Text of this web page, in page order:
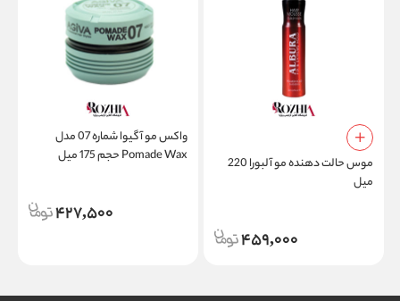
موس حالت دهنده مو آلبورا 220
میل
459,000
واکس مو آگیوا شماره 07 مدل
Pomade Wax حجم 175 میل
427,500